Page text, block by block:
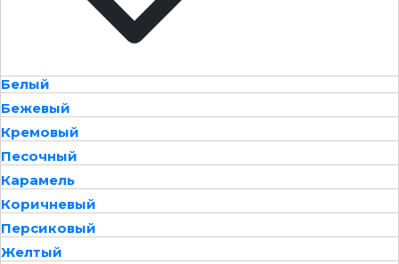
Белый
Бежевый
Кремовый
Песочный
Карамель
Коричневый
Персиковый
Желтый